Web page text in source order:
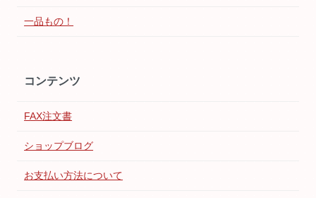
一品もの！
コンテンツ
FAX注文書
ショップブログ
お支払い方法について